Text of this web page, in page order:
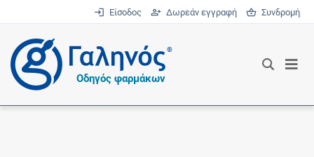
Είσοδος Δωρεάν εγγραφή Συνδρομή
®
Οδηγός φαρμάκων